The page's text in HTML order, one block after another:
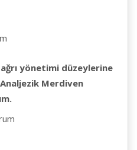
yönetimi düzeylerine
Merdiven